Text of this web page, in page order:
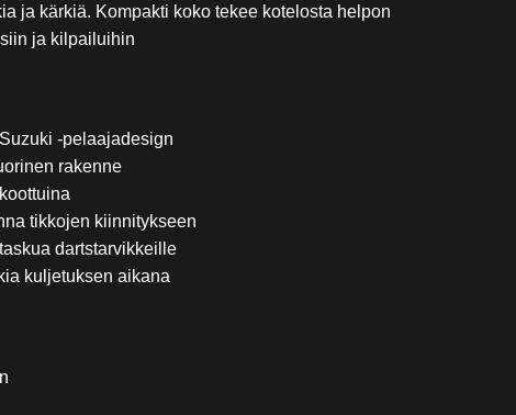
ja kärkiä. Kompakti koko tekee kotelosta helpon
ja kilpailuihin
-pelaajadesign
rakenne
tikkojen kiinnitykseen
dartstarvikkeille
kuljetuksen aikana